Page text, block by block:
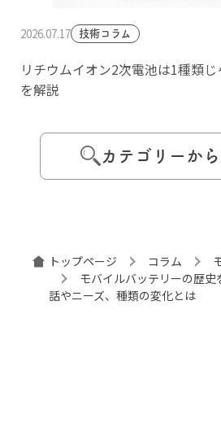
2026.07.17 技術コラム
リチウムイオン2次電池は1種類
を解説
カテゴリーか
トップページ コラム
モバイルバッテリーの歴
話やニーズ、種類の変化とは